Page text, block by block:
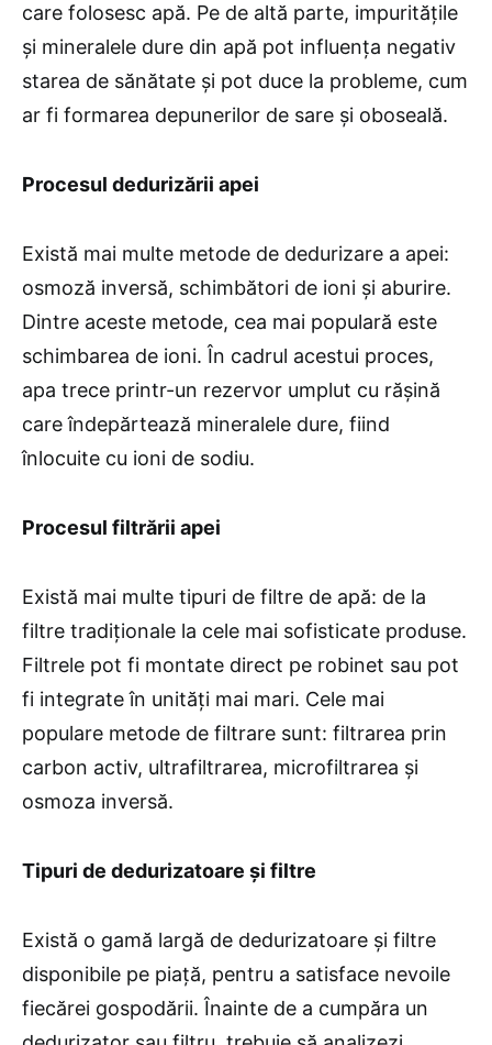
care folosesc apă. Pe de altă parte, impuritățile
și mineralele dure din apă pot influența negativ
starea de sănătate și pot duce la probleme, cum
ar fi formarea depunerilor de sare și oboseală.
Procesul dedurizării apei
Există mai multe metode de dedurizare a apei:
osmoză inversă, schimbători de ioni și aburire.
Dintre aceste metode, cea mai populară este
schimbarea de ioni. În cadrul acestui proces,
apa trece printr-un rezervor umplut cu rășină
care îndepărtează mineralele dure, fiind
înlocuite cu ioni de sodiu.
Procesul filtrării apei
Există mai multe tipuri de filtre de apă: de la
filtre tradiționale la cele mai sofisticate produse.
Filtrele pot fi montate direct pe robinet sau pot
fi integrate în unități mai mari. Cele mai
populare metode de filtrare sunt: filtrarea prin
carbon activ, ultrafiltrarea, microfiltrarea și
osmoza inversă.
Tipuri de dedurizatoare și filtre
Există o gamă largă de dedurizatoare și filtre
disponibile pe piață, pentru a satisface nevoile
fiecărei gospodării. Înainte de a cumpăra un